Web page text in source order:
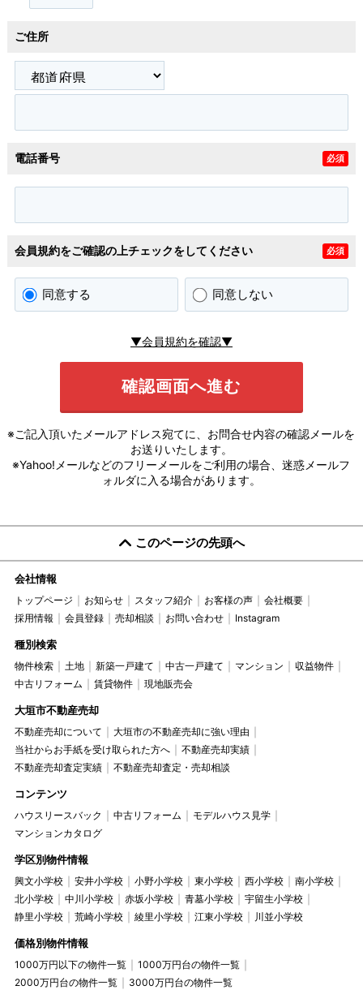
ご住所
電話番号 必須
会員規約をご確認の上チェックをしてください 必須
同意する 同意しない
▼会員規約を確認▼
※ご記入頂いたメールアドレス宛てに、お問合せ内容の確認メールを
お送りいたします。
※Yahoo!メールなどのフリーメールをご利用の場合、迷惑メールフ
ォルダに入る場合があります。
このページの先頭へ
会社情報
トップページ お知らせ スタッフ紹介 お客様の声
会社概要
採用情報
会員登録 売却相談 お問い合わせ Instagram
種別検索
物件検索 土地 新築一戸建て 中古一戸建て マンション
収益物件
中古リフォーム
賃貸物件 現地販売会
大垣市不動産売却
不動産売却について
大垣市の不動産売却に強い理由
当社からお手紙を受け取られた方へ
不動産売却実績
不動産売却査定実績
不動産売却査定・売却相談
コンテンツ
ハウスリースバック 中古リフォーム
モデルハウス見学
マンションカタログ
学区別物件情報
興文小学校 安井小学校 小野小学校 東小学校 西小学校
南小学校
北小学校
中川小学校 赤坂小学校 青墓小学校
宇留生小学校
静里小学校
荒崎小学校 綾里小学校 江東小学校 川並小学校
価格別物件情報
1000万円以下の物件一覧
1000万円台の物件一覧
2000万円台の物件一覧
3000万円台の物件一覧